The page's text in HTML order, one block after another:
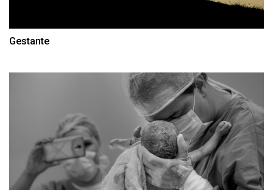
Gestante